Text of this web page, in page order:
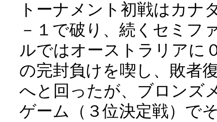
トーナメント初戦はカナ
－１で破り、続くセミフ
ルではオーストラリアに
の完封負けを喫し、敗者
へと回ったが、ブロンズ
ゲーム（３位決定戦）で